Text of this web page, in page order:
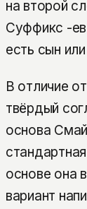
на второй
Суффикс -
есть сын
В отличие
твёрдый
основа
основе она
вариант